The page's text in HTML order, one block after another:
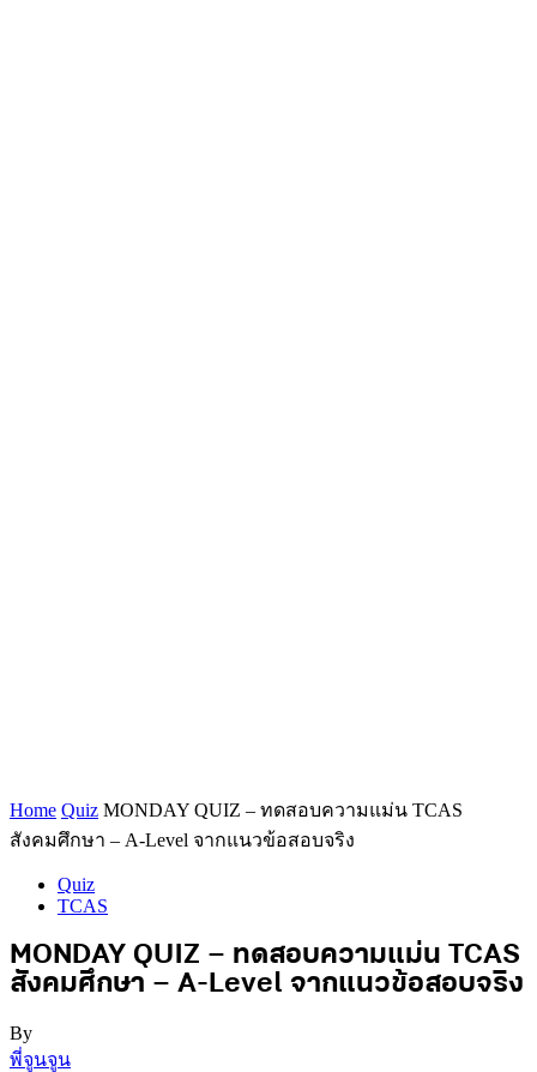
Home Quiz MONDAY QUIZ – ทดสอบความแม่น TCAS
สังคมศึกษา – A-Level จากแนวข้อสอบจริง
Quiz
TCAS
MONDAY QUIZ – ทดสอบความแม่น TCAS
สังคมศึกษา – A-Level จากแนวข้อสอบจริง
By
พี่จูนจูน